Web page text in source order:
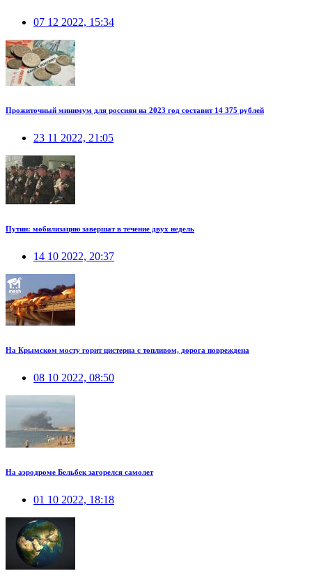
07 12 2022, 15:34
Прожиточный минимум для россиян на 2023 год составит 14 375 рублей
23 11 2022, 21:05
Путин: мобилизацию завершат в течение двух недель
14 10 2022, 20:37
На Крымском мосту горит цистерна с топливом, дорога повреждена
08 10 2022, 08:50
На аэродроме Бельбек загорелся самолет
01 10 2022, 18:18